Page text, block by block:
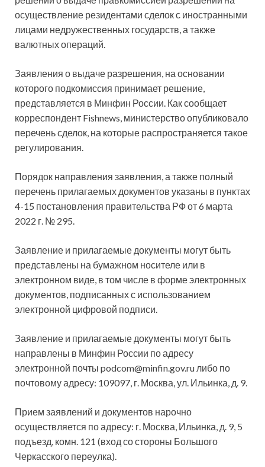
осуществление резидентами сделок с иностранными
лицами недружественных государств, а также
валютных операций.
Заявления о выдаче разрешения, на основании
которого подкомиссия принимает решение,
представляется в Минфин России. Как сообщает
корреспондент Fishnews, министерство опубликовало
перечень сделок, на которые распространяется такое
регулирования.
Порядок направления заявления, а также полный
перечень прилагаемых документов указаны в пунктах
4-15 постановления правительства РФ от 6 марта
2022 г. № 295.
Заявление и прилагаемые документы могут быть
представлены на бумажном носителе или в
электронном виде, в том числе в форме электронных
документов, подписанных с использованием
электронной цифровой подписи.
Заявление и прилагаемые документы могут быть
направлены в Минфин России по адресу
электронной почты podcom@minfin.gov.ru либо по
почтовому адресу: 109097, г. Москва, ул. Ильинка, д. 9.
Прием заявлений и документов нарочно
осуществляется по адресу: г. Москва, Ильинка, д. 9, 5
подъезд, комн. 121 (вход со стороны Большого
Черкасского переулка).